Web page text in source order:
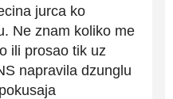
jurca ko
Ne znam koliko me
ili prosao tik uz
napravila dzunglu